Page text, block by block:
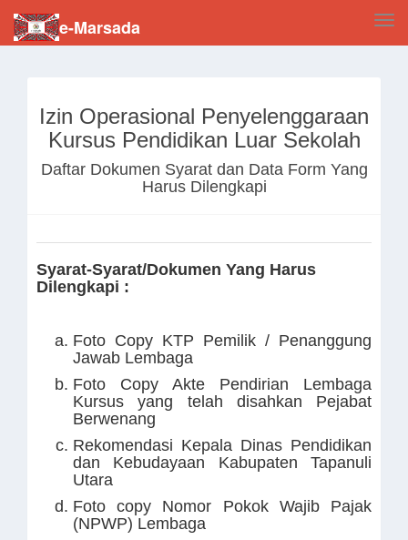
e-Marsada
Izin Operasional Penyelenggaraan
Kursus Pendidikan Luar Sekolah
Daftar Dokumen Syarat dan Data Form Yang
Harus Dilengkapi
Syarat-Syarat/Dokumen Yang Harus
Dilengkapi :
Foto Copy KTP Pemilik / Penanggung
Jawab Lembaga
Foto Copy Akte Pendirian Lembaga
Kursus yang telah disahkan Pejabat
Berwenang
Rekomendasi Kepala Dinas Pendidikan
dan Kebudayaan Kabupaten Tapanuli
Utara
Foto copy Nomor Pokok Wajib Pajak
(NPWP) Lembaga